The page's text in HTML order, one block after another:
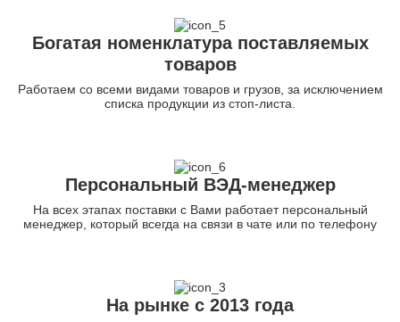
Богатая номенклатура поставляемых
товаров
Работаем со всеми видами товаров и грузов, за исключением
списка продукции из стоп-листа.
Персональный ВЭД-менеджер
На всех этапах поставки с Вами работает персональный
менеджер, который всегда на связи в чате или по телефону
На рынке с 2013 года